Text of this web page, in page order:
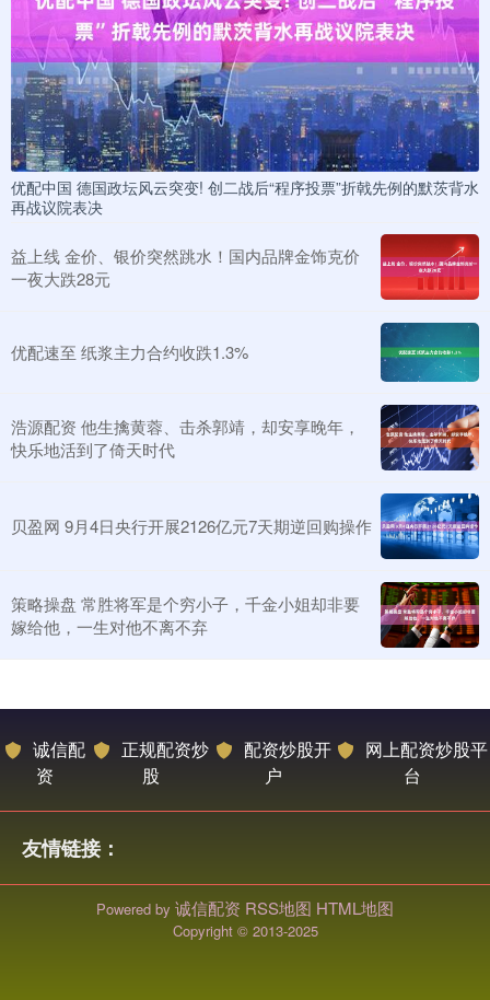
优配中国 德国政坛风云突变! 创二战后“程序投票”折戟先例的默茨背水
再战议院表决
益上线 金价、银价突然跳水！国内品牌金饰克价
一夜大跌28元
优配速至 纸浆主力合约收跌1.3%
浩源配资 他生擒黄蓉、击杀郭靖，却安享晚年，
快乐地活到了倚天时代
贝盈网 9月4日央行开展2126亿元7天期逆回购操作
策略操盘 常胜将军是个穷小子，千金小姐却非要
嫁给他，一生对他不离不弃
诚信配
资
正规配资炒
股
配资炒股开
户
网上配资炒股平
台
友情链接：
Powered by 诚信配资 RSS地图 HTML地图
Copyright © 2013-2025